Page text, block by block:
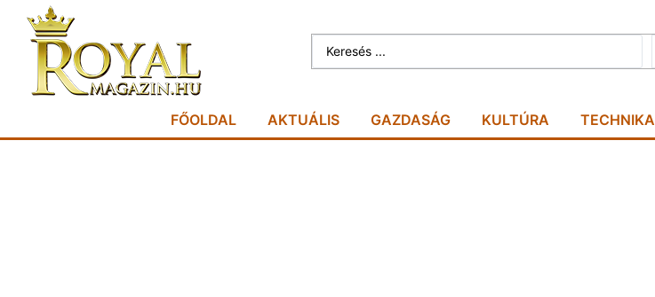
FŐOLDAL AKTUÁLIS GAZDASÁG KULTÚRA TECHNIKA